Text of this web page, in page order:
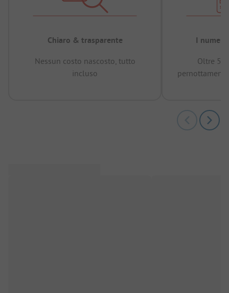
Chiaro & trasparente
Nessun costo nascosto, tutto
incluso
I numeri
Oltre